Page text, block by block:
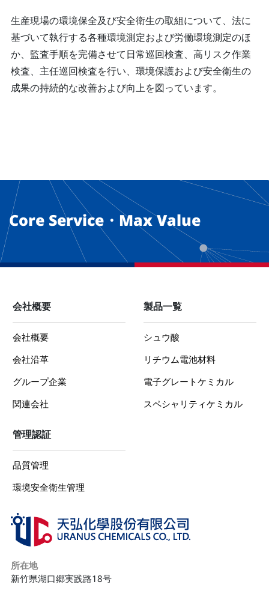
生産現場の環境保全及び安全衛生の取組について、法に
基づいて執行する各種環境測定および労働環境測定のほ
か、監査手順を完備させて日常巡回検査、高リスク作業
検査、主任巡回検査を行い、環境保護および安全衛生の
成果の持続的な改善および向上を図っています。
Core Service・Max Value
会社概要
会社概要
会社沿革
グループ企業
関連会社
製品一覧
シュウ酸
リチウム電池材料
電子グレートケミカル
スペシャリティケミカル
管理認証
品質管理
環境安全衛生管理
所在地
新竹県湖口郷実践路18号